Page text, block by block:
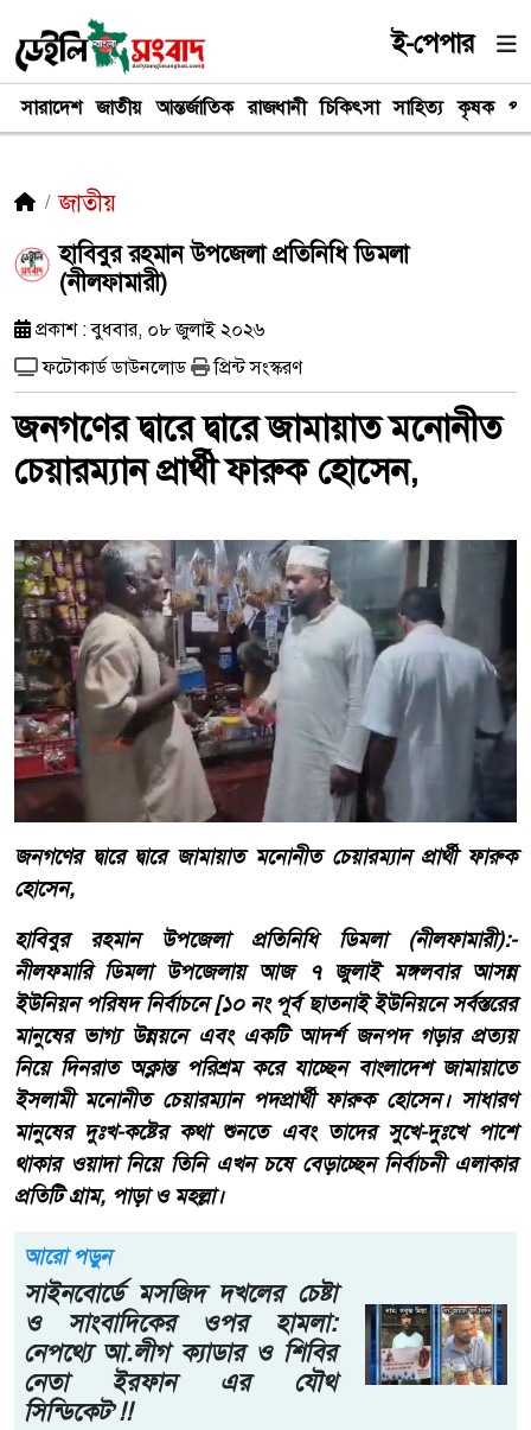
ই-পেপার
সারাদেশ জাতীয় আন্তর্জাতিক রাজধানী চিকিৎসা সাহিত্য কৃষক
জাতীয়
হাবিবুর রহমান উপজেলা প্রতিনিধি ডিমলা
(নীলফামারী)
প্রকাশ : বুধবার, ০৮ জুলাই ২০২৬
ফটোকার্ড ডাউনলোড
প্রিন্ট সংস্করণ
​জনগণের দ্বারে দ্বারে জামায়াত মনোনীত
চেয়ারম্যান প্রার্থী ফারুক হোসেন,
​জনগণের দ্বারে দ্বারে জামায়াত মনোনীত চেয়ারম্যান প্রার্থী ফারুক
হোসেন,
হাবিবুর রহমান উপজেলা প্রতিনিধি ডিমলা (নীলফামারী):-
নীলফমারি ​ডিমলা উপজেলায় আজ ৭ জুলাই মঙ্গলবার আসন্ন
ইউনিয়ন পরিষদ নির্বাচনে [১০ নং পূর্ব ছাতনাই ইউনিয়নে সর্বস্তরের
মানুষের ভাগ্য উন্নয়নে এবং একটি আদর্শ জনপদ গড়ার প্রত্যয়
নিয়ে দিনরাত অক্লান্ত পরিশ্রম করে যাচ্ছেন বাংলাদেশ জামায়াতে
ইসলামী মনোনীত চেয়ারম্যান পদপ্রার্থী ফারুক হোসেন। সাধারণ
মানুষের দুঃখ-কষ্টের কথা শুনতে এবং তাদের সুখে-দুঃখে পাশে
থাকার ওয়াদা নিয়ে তিনি এখন চষে বেড়াচ্ছেন নির্বাচনী এলাকার
প্রতিটি গ্রাম, পাড়া ও মহল্লা।
আরো পড়ুন
সাইনবোর্ডে মসজিদ দখলের চেষ্টা
ও সাংবাদিকের ওপর হামলা:
নেপথ্যে আ.লীগ ক্যাডার ও শিবির
নেতা ইরফান এর যৌথ
সিন্ডিকেট’!!